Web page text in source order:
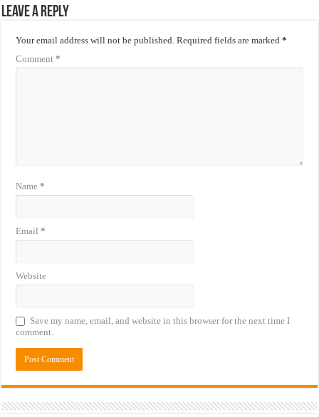
Leave a Reply
Your email address will not be published. Required fields are marked*
Comment*
Name*
Email*
Website
Save my name, email, and website in this browser for the next time I
comment.